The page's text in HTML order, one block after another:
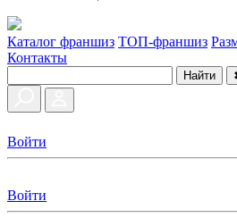
Каталог франшиз ТОП-франшиз
Контакты
Найти
Войти
Войти